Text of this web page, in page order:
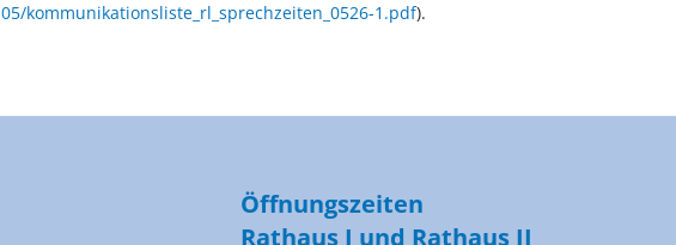
05/kommunikationsliste_rl_sprechzeiten_0526-1.pdf).
Öffnungszeiten
Rathaus I und Rathaus II